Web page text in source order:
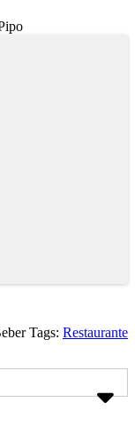
Tags: Restaurante